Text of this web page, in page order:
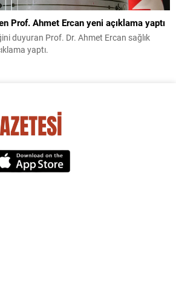
Prof. Ahmet Ercan yeni açıklama yaptı
duyuran Prof. Dr. Ahmet Ercan sağlık
yaptı.